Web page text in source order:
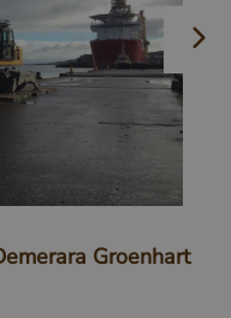
Groenhart